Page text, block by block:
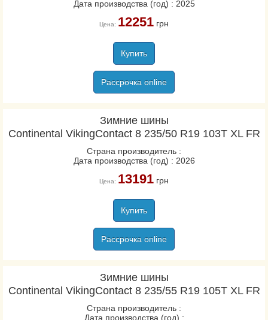
Дата производства (год) : 2025
Цена: 12251грн
Купить
Рассрочка online
Зимние шины
Continental VikingContact 8 235/50 R19 103T XL FR
Страна производитель :
Дата производства (год) : 2026
Цена: 13191грн
Купить
Рассрочка online
Зимние шины
Continental VikingContact 8 235/55 R19 105T XL FR
Страна производитель :
Дата производства (год) :